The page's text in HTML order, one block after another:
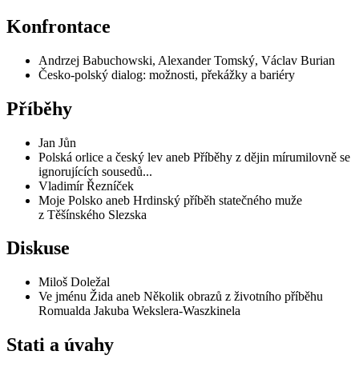
Konfrontace
Andrzej Babuchowski, Alexander Tomský, Václav Burian
Česko-polský dialog: možnosti, překážky a bariéry
Příběhy
Jan Jůn
Polská orlice a český lev aneb Příběhy z dějin mírumilovně se
ignorujících sousedů...
Vladimír Řezníček
Moje Polsko aneb Hrdinský příběh statečného muže
z Těšínského Slezska
Diskuse
Miloš Doležal
Ve jménu Žida aneb Několik obrazů z životního příběhu
Romualda Jakuba Wekslera-Waszkinela
Stati a úvahy